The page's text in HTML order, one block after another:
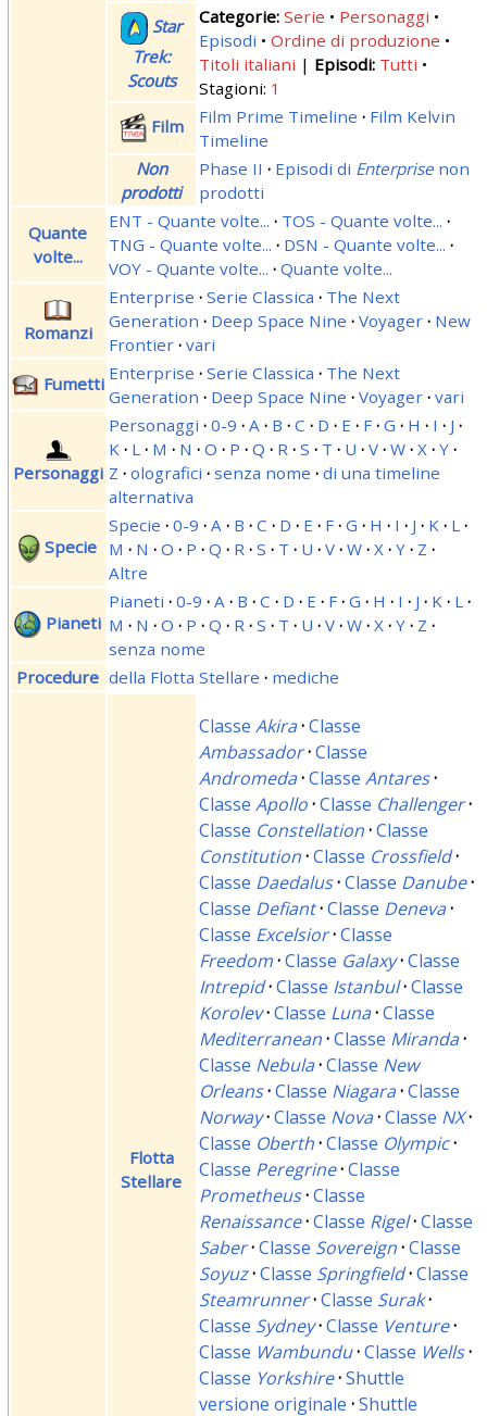
Star
Trek:
Scouts
Serie
Personaggi
Episodi
Ordine di produzione
Titoli italiani |
Tutti
Stagioni: 1
Film
Film Prime Timeline · Film Kelvin
Timeline
Non
prodotti
Phase II · Episodi di Enterprisenon
prodotti
Quante
volte...
ENT - Quante volte... · TOS - Quante volte... ·
TNG - Quante volte... · DSN - Quante volte... ·
VOY - Quante volte... · Quante volte...
Romanzi
Enterprise · Serie Classica · The Next
Generation · Deep Space Nine · Voyager · New
Frontier · vari
Fumetti Enterprise · Serie Classica · The Next
Generation · Deep Space Nine · Voyager · vari
Personaggi
Personaggi · 0-9 · A · B · C · D · E · F · G · H · I · J ·
K · L · M · N · O · P · Q · R · S · T · U · V · W · X · Y ·
Z · olografici · senza nome · di una timeline
alternativa
Specie
Specie · 0-9 · A · B · C · D · E · F · G · H · I · J · K · L ·
M · N · O · P · Q · R · S · T · U · V · W · X · Y · Z ·
Altre
Pianeti
Pianeti · 0-9 · A · B · C · D · E · F · G · H · I · J · K · L ·
M · N · O · P · Q · R · S · T · U · V · W · X · Y · Z ·
senza nome
Procedure della Flotta Stellare · mediche
Flotta
Stellare
Classe Akira·Classe
Ambassador·Classe
Andromeda·Classe Antares·
Classe Apollo·Classe Challenger·
Classe Constellation·Classe
Constitution·Classe Crossfield·
Classe Daedalus·Classe Danube·
Classe Defiant·Classe Deneva·
Classe Excelsior·Classe
Freedom·Classe Galaxy·Classe
Intrepid·Classe Istanbul·Classe
Korolev·Classe Luna·Classe
Mediterranean·Classe Miranda·
Classe Nebula·Classe New
Orleans·Classe Niagara·Classe
Norway·Classe Nova·Classe NX·
Classe Oberth·Classe Olympic·
Classe Peregrine·Classe
Prometheus·Classe
Renaissance·Classe Rigel·Classe
Saber·Classe Sovereign·Classe
Soyuz·Classe Springfield·Classe
Steamrunner·Classe Surak·
Classe Sydney·Classe Venture·
Classe Wambundu·Classe Wells·
Classe Yorkshire·Shuttle
versione originale ·Shuttle